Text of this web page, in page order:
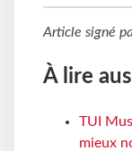
Article signé
À lire
TUI
mieux